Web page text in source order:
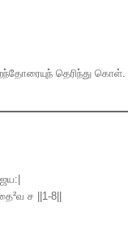
தெரிந்து கொள்.
ச ||1-8||